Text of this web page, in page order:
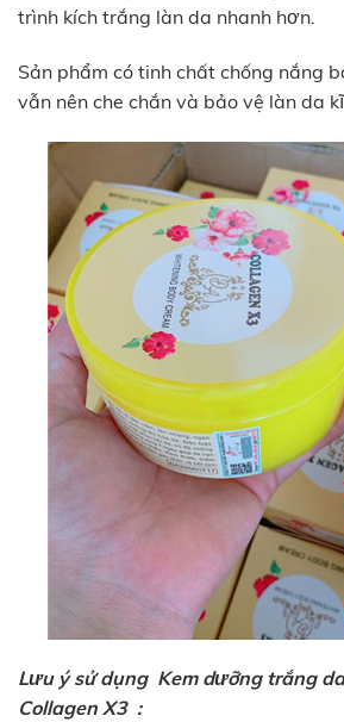
trình kích trắng làn da nhanh hơn.
Sản phẩm có tinh chất chống nắng
vẫn nên che chắn và bảo vệ làn da
Lưu ý sử dụng Kem dưỡng trắng
Collagen X3 :